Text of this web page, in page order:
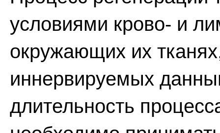
условиями крово- и
окружающих их
иннервируемых
длительность